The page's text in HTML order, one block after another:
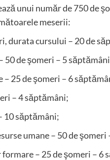
unui număr de 750 de
meserii:
cursului – 20 de
de şomeri – 5
25 de şomeri – 6
– 4 săptămâni;
săptămâni;
umane – 50 de şomeri
– 25 de şomeri – 6